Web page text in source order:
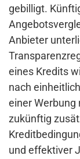
gebilligt.
Anbieter
eines Kredits
nach
einer
zukünftig
und effektiver